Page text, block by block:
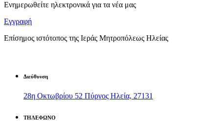
Ενημερωθείτε ηλεκτρονικά για τα νέα μας
Εγγραφή
Επίσημος ιστότοπος της Ιεράς Μητροπόλεως Ηλείας
Διεύθυνση
28η Οκτωβρίου 52 Πύργος Ηλεία, 27131
ΤΗΛΕΦΩΝΟ